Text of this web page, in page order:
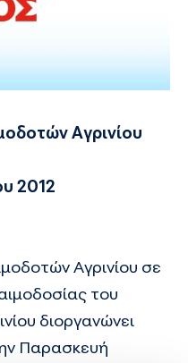
Αγρινίου
2012
Αγρινίου σε
του
διοργανώνει
Παρασκευή